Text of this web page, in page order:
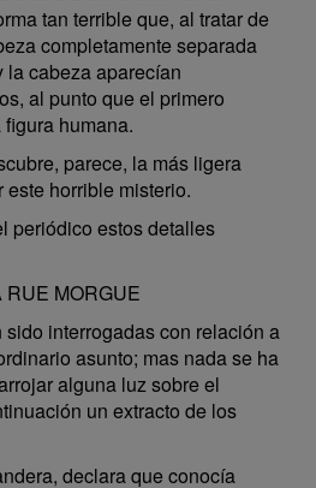
tan terrible que, al tratar de
completamente separada
la cabeza aparecían
al punto que el primero
humana.
parece, la más ligera
horrible misterio.
periódico estos detalles
MORGUE
interrogadas con relación a
asunto; mas nada se ha
alguna luz sobre el
un extracto de los
declara que conocía